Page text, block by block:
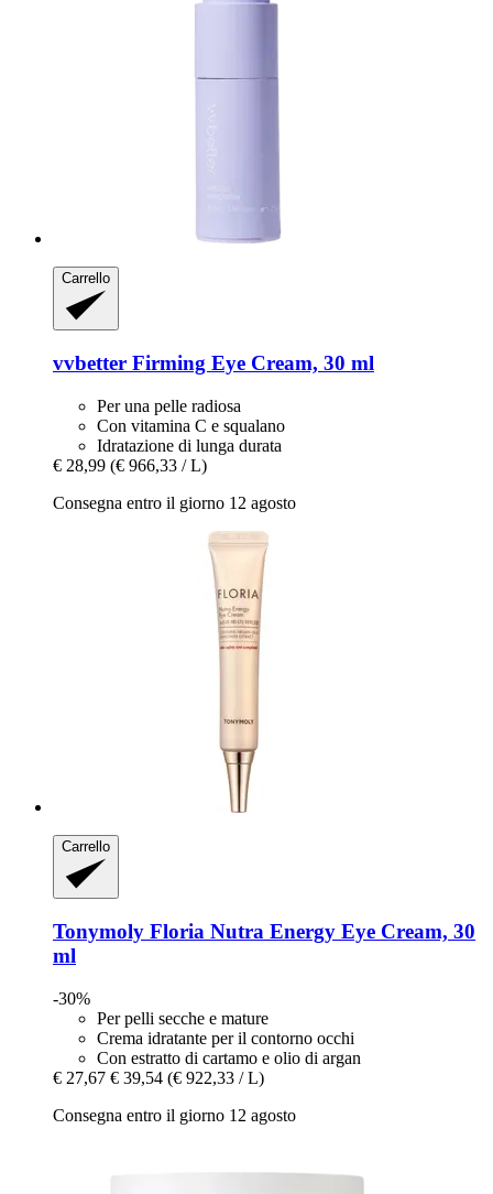
Carrello
vvbetter Firming Eye Cream, 30 ml
Per una pelle radiosa
Con vitamina C e squalano
Idratazione di lunga durata
€ 28,99 (€ 966,33 / L)
Consegna entro il giorno 12 agosto
Carrello
Tonymoly Floria Nutra Energy Eye Cream, 30
ml
-30%
Per pelli secche e mature
Crema idratante per il contorno occhi
Con estratto di cartamo e olio di argan
€ 27,67 € 39,54 (€ 922,33 / L)
Consegna entro il giorno 12 agosto